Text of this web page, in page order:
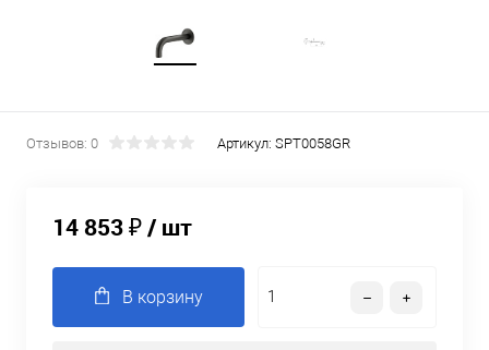
Отзывов: 0 Артикул: SPT0058GR
14 853 ₽/ шт
В корзину